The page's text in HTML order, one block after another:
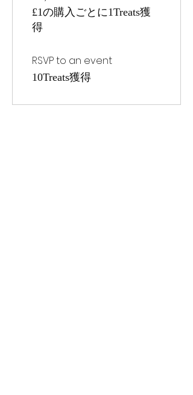
£1の購入ごとに1Treats獲
得
RSVP to an event
10Treats獲得